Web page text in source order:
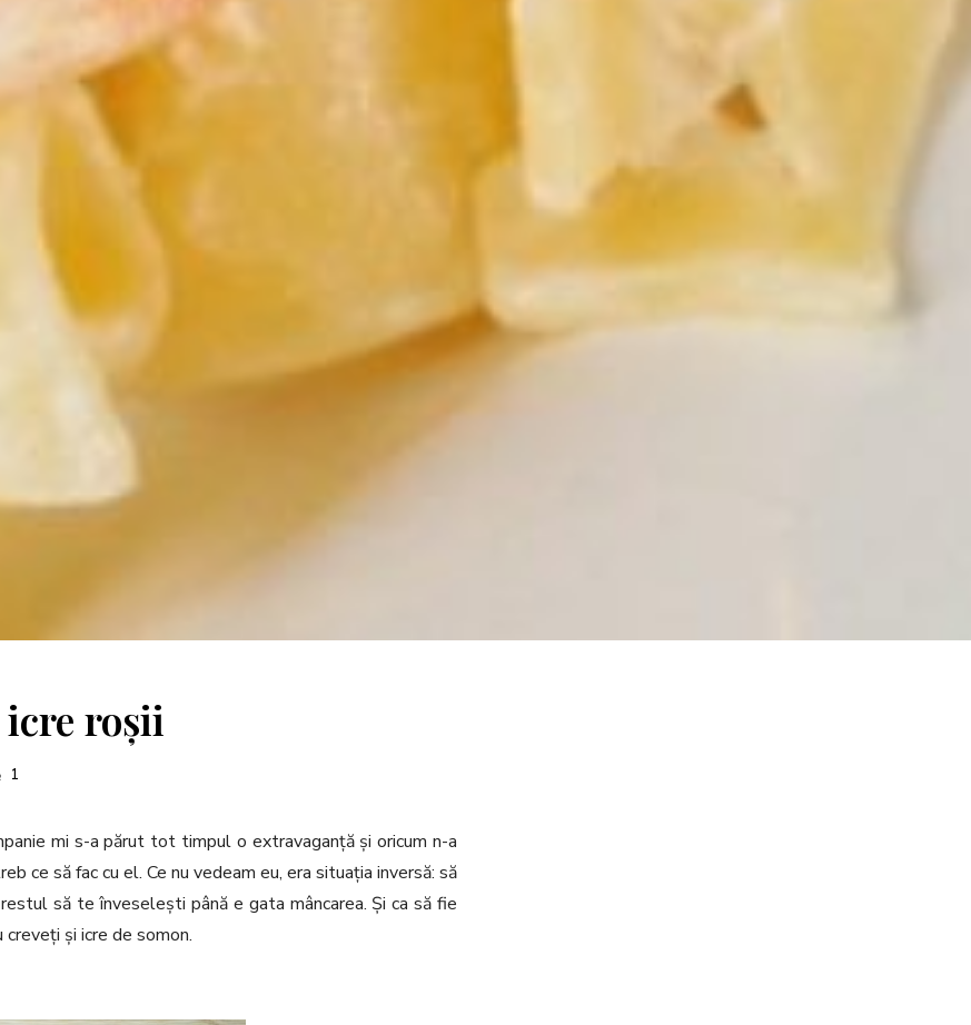
roșii
1
mi s-a părut tot timpul o extravaganță și oricum n-a
ce să fac cu el. Ce nu vedeam eu, era situația inversă: să
să te înveselești până e gata mâncarea. Și ca să fie
și icre de somon.